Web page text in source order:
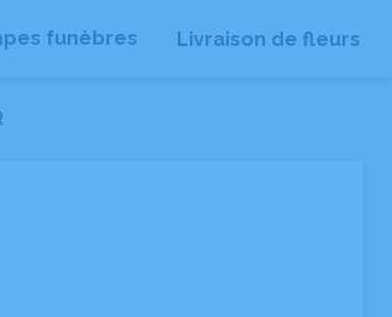
funèbres Livraison de fleurs